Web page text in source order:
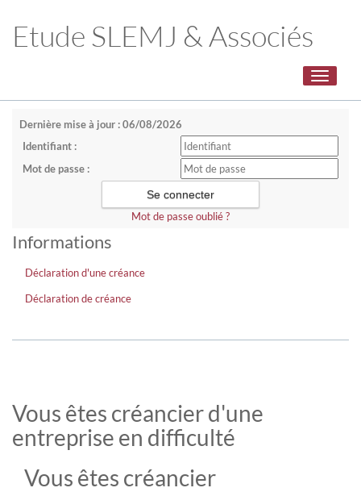
Etude SLEMJ & Associés
Toggle
Dernière mise à jour : 06/08/2026
Identifiant :
Mot de passe :
Mot de passe oublié ?
Informations
Déclaration d'une créance
Déclaration de créance
Vous êtes créancier d'une
entreprise en difficulté
Vous êtes créancier